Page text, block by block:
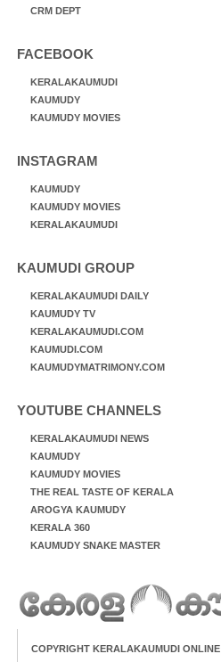
CRM DEPT
FACEBOOK
KERALAKAUMUDI
KAUMUDY
KAUMUDY MOVIES
INSTAGRAM
KAUMUDY
KAUMUDY MOVIES
KERALAKAUMUDI
KAUMUDI GROUP
KERALAKAUMUDI DAILY
KAUMUDY TV
KERALAKAUMUDI.COM
KAUMUDI.COM
KAUMUDYMATRIMONY.COM
YOUTUBE CHANNELS
KERALAKAUMUDI NEWS
KAUMUDY
KAUMUDY MOVIES
THE REAL TASTE OF KERALA
AROGYA KAUMUDY
KERALA 360
KAUMUDY SNAKE MASTER
COPYRIGHT KERALAKAUMUDI ONLINE